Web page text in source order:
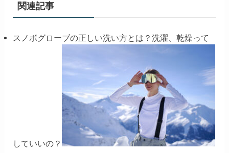
関連記事
スノボグローブの正しい洗い方とは？洗濯、乾燥って
していいの？